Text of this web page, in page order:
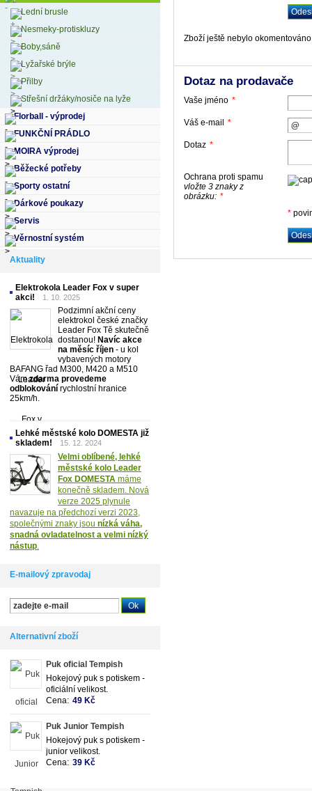
Zboží ještě nebylo
Dotaz na prodavače
Vaše jméno *
Váš e-mail *
Dotaz *
Ochrana proti spamu
vložte 3 znaky z
obrázku: *
*
Lední brusle
Nesmeky-protiskluzy
Boby,sáně
Lyžařské brýle
Přilby
Střešní držáky/nosiče na lyže
Florball - výprodej
FUNKČNÍ PRÁDLO
MOIRA výprodej
Běžecké potřeby
Sporty ostatní
Dárkové poukazy
Servis
Věrnostní systém
Aktuality
Elektrokola Leader Fox v super
akci!
1. 10. 2025
Podzimní akční ceny
elektrokol české značky
Leader Fox Tě skutečně
dostanou! Navíc akce
na měsíc říjen - u kol
vybavených motory
BAFANG řad M300, M420 a M510
Vámzdarma provedeme
odblokování rychlostní hranice
25km/h.
Lehké městské kolo DOMESTA již
skladem!
15. 12. 2024
Velmi oblíbené, lehké
městské kolo Leader
Fox DOMESTA máme
konečně skladem. Nová
verze 2025 plynule
navazuje na předchozí verzi 2023,
společnými znaky jsou nízká váha,
snadná ovladatelnost a velmi nízký
nástup.
E-mailový zpravodaj
Alternativní zboží
Puk oficial Tempish
Hokejový puk s potiskem -
oficiální velikost.
Cena: 49 Kč
Puk Junior Tempish
Hokejový puk s potiskem -
junior velikost.
Cena: 39 Kč